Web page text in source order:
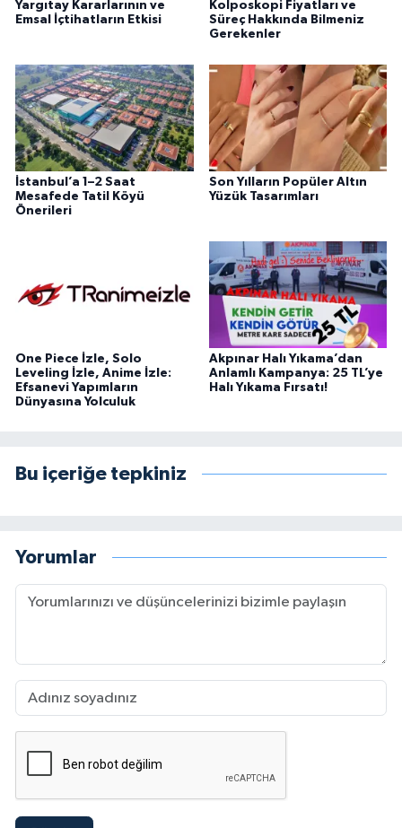
Yargıtay Kararlarının ve
Emsal İçtihatların Etkisi
Kolposkopi Fiyatları ve
Süreç Hakkında Bilmeniz
Gerekenler
İstanbul’a 1–2 Saat
Mesafede Tatil Köyü
Önerileri
Son Yılların Popüler Altın
Yüzük Tasarımları
One Piece İzle, Solo
Leveling İzle, Anime İzle:
Efsanevi Yapımların
Dünyasına Yolculuk
Akpınar Halı Yıkama’dan
Anlamlı Kampanya: 25 TL’ye
Halı Yıkama Fırsatı!
Bu içeriğe tepkiniz
Yorumlar